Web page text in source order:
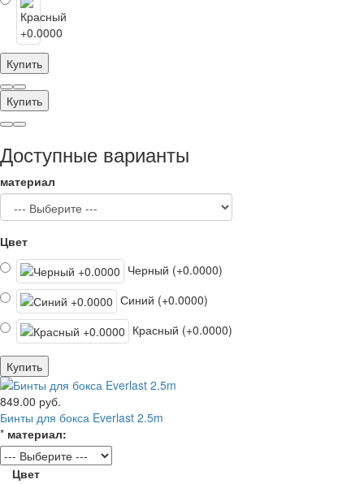
Купить
Купить
Доступные варианты
материал
Цвет
Черный (+0.0000)
Синий (+0.0000)
Красный (+0.0000)
Купить
849.00 руб.
Бинты для бокса Everlast 2.5m
* материал:
Цвет